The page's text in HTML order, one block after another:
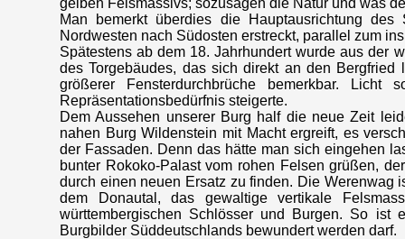
gelben Felsmassivs; sozusagen die Natur und was
Man bemerkt überdies die Hauptausrichtung
Nordwesten nach Südosten erstreckt, parallel zum
Spätestens ab dem 18. Jahrhundert wurde aus der
des Torgebäudes, das sich direkt an den
größerer Fensterdurchbrüche bemerkbar.
Repräsentationsbedürfnis steigerte.
Dem Aussehen unserer Burg half die neue Zeit
nahen Burg Wildenstein mit Macht ergreift, es
der Fassaden. Denn das hätte man sich eingehen
bunter Rokoko-Palast vom rohen Felsen grüßen,
durch einen neuen Ersatz zu finden. Die Werenwag
dem Donautal, das gewaltige vertikale
württembergischen Schlösser und Burgen. So
Burgbilder Süddeutschlands bewundert werden darf.